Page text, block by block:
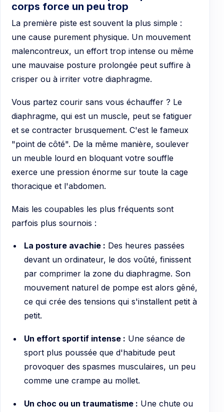
corps force un peu trop
La première piste est souvent la plus simple :
une cause purement physique. Un mouvement
malencontreux, un effort trop intense ou même
une mauvaise posture prolongée peut suffire à
crisper ou à irriter votre diaphragme.
Vous partez courir sans vous échauffer ? Le
diaphragme, qui est un muscle, peut se fatiguer
et se contracter brusquement. C'est le fameux
"point de côté". De la même manière, soulever
un meuble lourd en bloquant votre souffle
exerce une pression énorme sur toute la cage
thoracique et l'abdomen.
Mais les coupables les plus fréquents sont
parfois plus sournois :
La posture avachie : Des heures passées
devant un ordinateur, le dos voûté, finissent
par comprimer la zone du diaphragme. Son
mouvement naturel de pompe est alors gêné,
ce qui crée des tensions qui s'installent petit à
petit.
Un effort sportif intense : Une séance de
sport plus poussée que d'habitude peut
provoquer des spasmes musculaires, un peu
comme une crampe au mollet.
Un choc ou un traumatisme : Une chute ou